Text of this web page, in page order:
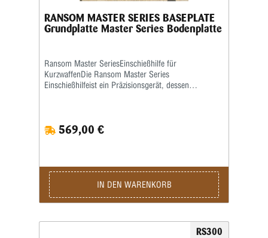
RANSOM MASTER SERIES BASEPLATE
Grundplatte Master Series Bodenplatte
Ransom Master SeriesEinschießhilfe für
KurzwaffenDie Ransom Master Series
Einschießhilfeist ein Präzisionsgerät, dessen
aberdie bei Menschen unvermeidbar auftretenden
Unregelmäßigkeiten vermieden,die das Testen von
zusätzlichder richtige Griffeinsatz benötigt (nicht im
Lieferumfang enthalten, bitteseparat bestellen).
569,00 €
IN DEN WARENKORB
RS300